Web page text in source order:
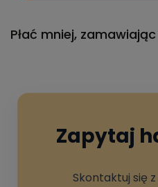
Płać mniej,
Zapytaj
Skontaktuj się